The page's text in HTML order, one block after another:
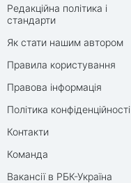
Редакційна політика і
стандарти
Як стати нашим автором
Правила користування
Правова інформація
Політика конфіденційності
Контакти
Команда
Вакансії в РБК-Україна